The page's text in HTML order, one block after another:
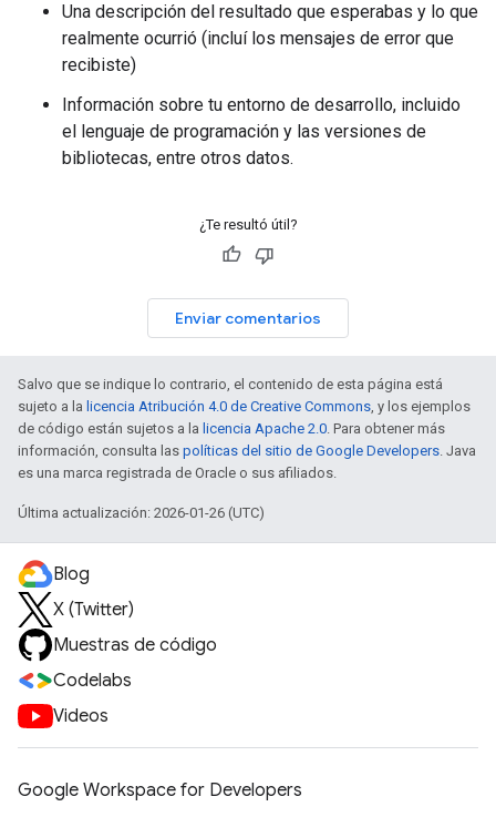
Una descripción del resultado que esperabas y lo que
realmente ocurrió (incluí los mensajes de error que
recibiste)
Información sobre tu entorno de desarrollo, incluido
el lenguaje de programación y las versiones de
bibliotecas, entre otros datos.
¿Te resultó útil?
Enviar comentarios
Salvo que se indique lo contrario, el contenido de esta página está
sujeto a la licencia Atribución 4.0 de Creative Commons, y los ejemplos
de código están sujetos a la licencia Apache 2.0. Para obtener más
información, consulta las políticas del sitio de Google Developers. Java
es una marca registrada de Oracle o sus afiliados.
Última actualización: 2026-01-26 (UTC)
Blog
X (Twitter)
Muestras de código
Codelabs
Videos
Google Workspace for Developers